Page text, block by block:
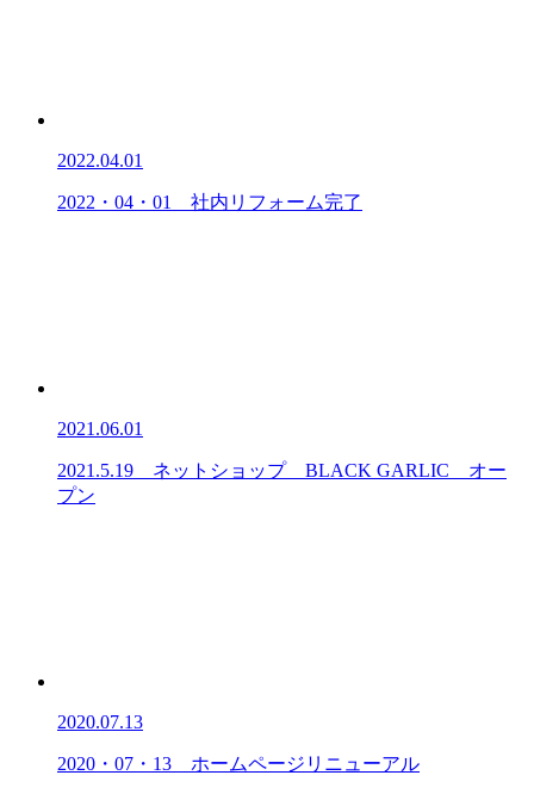
2022.04.01
2022・04・01 社内リフォーム完了
2021.06.01
2021.5.19 ネットショップ BLACK GARLIC オー
プン
2020.07.13
2020・07・13 ホームページリニューアル